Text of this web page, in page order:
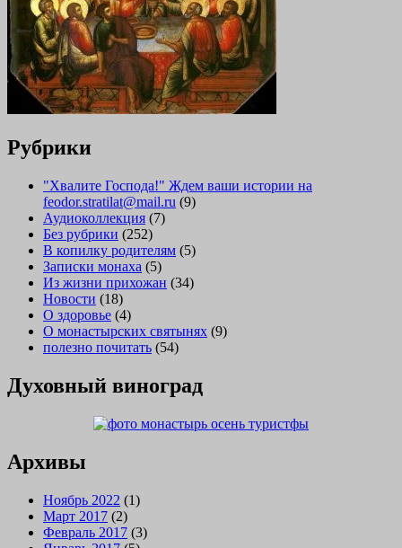
Рубрики
"Хвалите Господа!" Ждем ваши истории на
feodor.stratilat@mail.ru (9)
Аудиоколлекция (7)
Без рубрики (252)
В копилку родителям (5)
Записки монаха (5)
Из жизни прихожан (34)
Новости (18)
О здоровье (4)
О монастырских святынях (9)
полезно почитать (54)
Духовный виноград
Архивы
Ноябрь 2022 (1)
Март 2017 (2)
Февраль 2017 (3)